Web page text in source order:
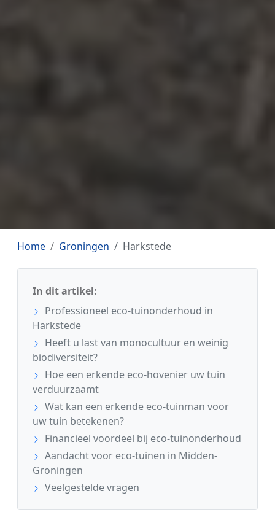
Home Groningen Harkstede
In dit artikel:
Professioneel eco-tuinonderhoud in
Harkstede
Heeft u last van monocultuur en weinig
biodiversiteit?
Hoe een erkende eco-hovenier uw tuin
verduurzaamt
Wat kan een erkende eco-tuinman voor
uw tuin betekenen?
Financieel voordeel bij eco-tuinonderhoud
Aandacht voor eco-tuinen in Midden-
Groningen
Veelgestelde vragen